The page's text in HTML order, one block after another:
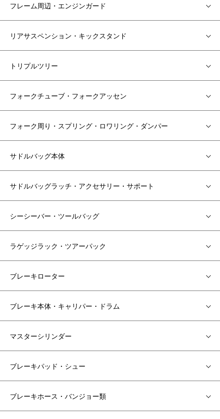
フレーム周辺・エンジンガード
リアサスペンション・キックスタンド
トリプルツリー
フォークチューブ・フォークアッセン
フォーク周り・スプリング・ロワリング・ダンパー
サドルバッグ本体
サドルバッグラッチ・アクセサリー・サポート
シーシーバー・ツールバッグ
ラゲッジラック・ツアーパック
ブレーキローター
ブレーキ本体・キャリパー・ドラム
マスターシリンダー
ブレーキパッド・シュー
ブレーキホース・バンジョー類